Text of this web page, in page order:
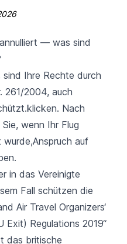
— was sind
sind Ihre Rechte durch
261/2004, auch
Nach
wenn Ihr Flug
auf
in das Vereinigte
Fall schützen die
Air Travel Organizers‘
Exit) Regulations 2019“
das britische